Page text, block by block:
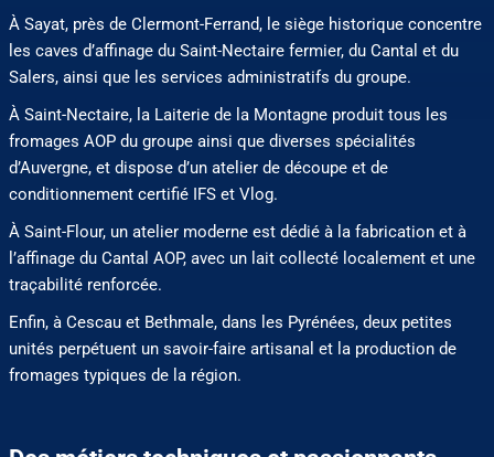
À Sayat, près de Clermont-Ferrand, le siège historique concentre
les caves d’affinage du Saint-Nectaire fermier, du Cantal et du
Salers, ainsi que les services administratifs du groupe.
À Saint-Nectaire, la Laiterie de la Montagne produit tous les
fromages AOP du groupe ainsi que diverses spécialités
d’Auvergne, et dispose d’un atelier de découpe et de
conditionnement certifié IFS et Vlog.
À Saint-Flour, un atelier moderne est dédié à la fabrication et à
l’affinage du Cantal AOP, avec un lait collecté localement et une
traçabilité renforcée.
Enfin, à Cescau et Bethmale, dans les Pyrénées, deux petites
unités perpétuent un savoir-faire artisanal et la production de
fromages typiques de la région.